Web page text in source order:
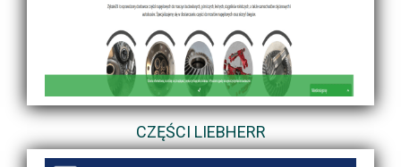
CZĘŚCI LIEBHERR